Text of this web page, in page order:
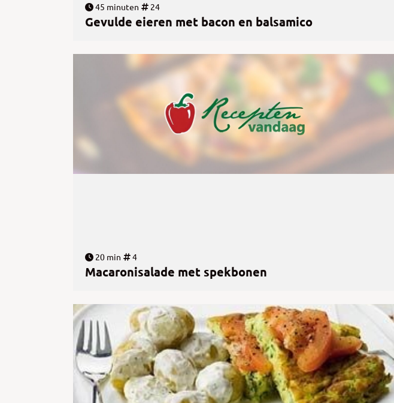
45 minuten 24
Gevulde eieren met bacon en balsamico
20 min 4
Macaronisalade met spekbonen